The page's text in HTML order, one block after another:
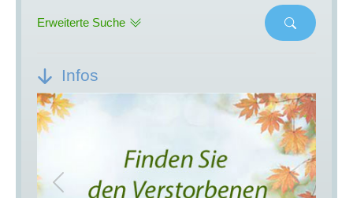
Erweiterte Suche
Infos
Previous Next